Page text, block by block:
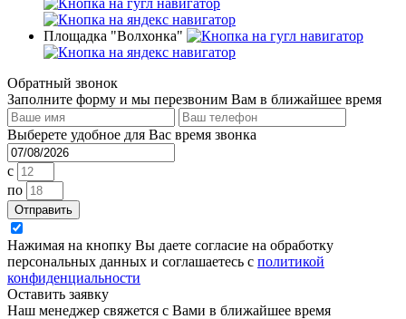
Площадка "Волхонка"
Обратный звонок
Заполните форму и мы перезвоним Вам в ближайшее время
Выберете удобное для Вас время звонка
c
по
Отправить
Нажимая на кнопку Вы даете согласие на обработку
персональных данных и соглашаетесь с политикой
конфиденциальности
Оставить заявку
Наш менеджер свяжется с Вами в ближайшее время